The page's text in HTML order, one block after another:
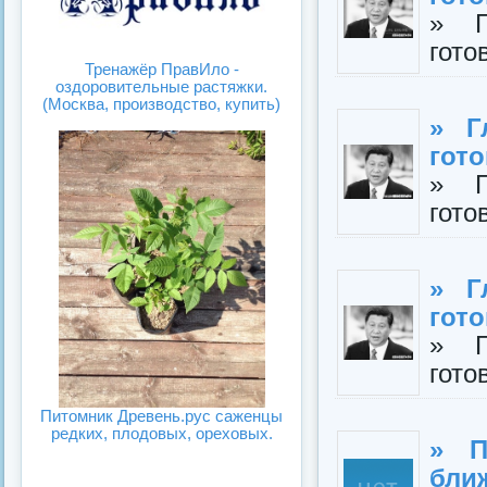
»
»
»
»
»
»
Тренажёр ПравИло -
оздоровительные растяжки.
(Москва, производство, купить)
Питомник Древень.рус саженцы
редких, плодовых, ореховых.